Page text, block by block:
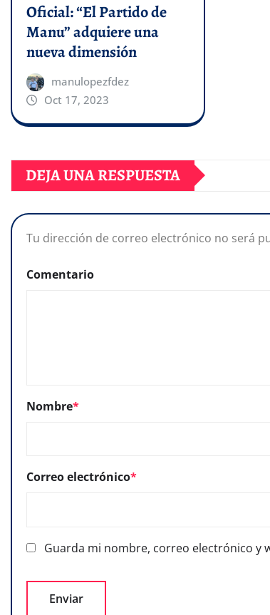
Oficial: “El Partido de
Manu” adquiere una
nueva dimensión
manulopezfdez
Oct 17, 2023
DEJA UNA RESPUESTA
Tu dirección de correo electrónico no será
Comentario
Nombre*
Correo electrónico*
Guarda mi nombre, correo electrónico y